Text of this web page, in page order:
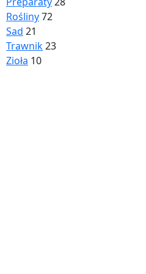
Rośliny72
Sad 21
Trawnik23
Zioła 10